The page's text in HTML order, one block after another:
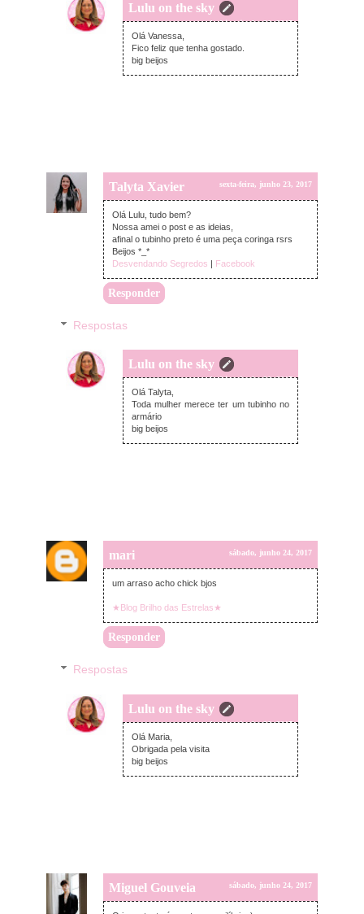
Lulu on the sky
segunda-feira, junho 26, 2017
Olá Vanessa,
Fico feliz que tenha gostado.
big beijos
Talyta Xavier sexta-feira, junho 23, 2017
Olá Lulu, tudo bem?
Nossa amei o post e as ideias,
afinal o tubinho preto é uma peça coringa rsrs
Beijos *_*
Desvendando Segredos | Facebook
Responder
Respostas
Lulu on the sky
segunda-feira, junho 26, 2017
Olá Talyta,
Toda mulher merece ter um tubinho no
armário
big beijos
mari sábado, junho 24, 2017
um arraso acho chick bjos
★Blog Brilho das Estrelas★
Responder
Respostas
Lulu on the sky
segunda-feira, junho 26, 2017
Olá Maria,
Obrigada pela visita
big beijos
Miguel Gouveia sábado, junho 24, 2017